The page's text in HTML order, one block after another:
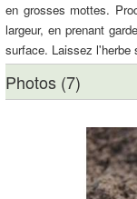
en grosses mottes.
largeur, en prenant
surface. Laissez l'herbe
Photos (7)